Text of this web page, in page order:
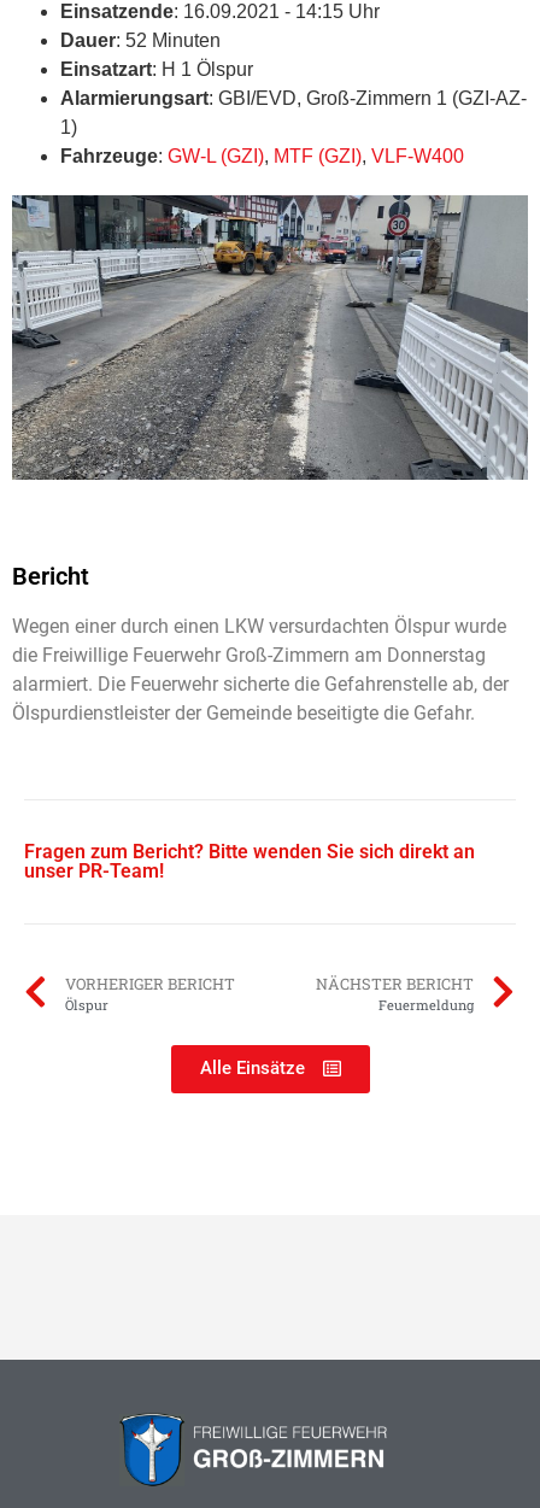
Einsatzende: 16.09.2021 - 14:15 Uhr
Dauer: 52 Minuten
Einsatzart: H 1 Ölspur
Alarmierungsart: GBI/EVD, Groß-Zimmern 1 (GZI-AZ-
1)
Fahrzeuge: GW-L (GZI), MTF (GZI), VLF-W400
Bericht
Wegen einer durch einen LKW versurdachten Ölspur wurde
die Freiwillige Feuerwehr Groß-Zimmern am Donnerstag
alarmiert. Die Feuerwehr sicherte die Gefahrenstelle ab, der
Ölspurdienstleister der Gemeinde beseitigte die Gefahr.
Fragen zum Bericht? Bitte wenden Sie sich direkt an
unser PR-Team!
VORHERIGER BERICHT
Ölspur
NÄCHSTER BERICHT
Feuermeldung
Alle Einsätze